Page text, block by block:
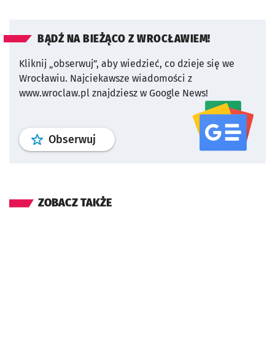
BĄDŹ NA BIEŻĄCO Z WROCŁAWIEM!
Kliknij „obserwuj”, aby wiedzieć, co dzieje się we
Wrocławiu. Najciekawsze wiadomości z
www.wroclaw.pl znajdziesz w Google News!
Obserwuj profil serwisu
ZOBACZ TAKŻE